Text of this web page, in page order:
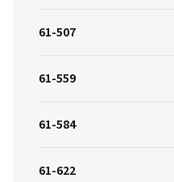
61-507
61-559
61-584
61-622